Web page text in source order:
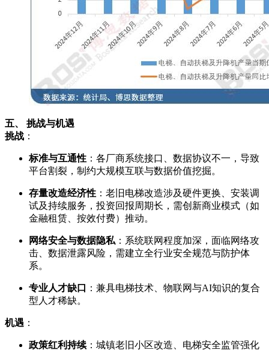
五、 挑战与机遇
挑战 ：
标准与互通性 ：各厂商系统接口、数据协议不一，导致
平台割裂，制约大规模互联与数据价值挖掘。
存量改造经济性 ：老旧电梯改造涉及硬件更换、安装调
试及持续服务，投资回报周期长，需创新商业模式（如
金融租赁、按效付费）推动。
网络安全与数据隐私 ：系统联网程度加深，面临网络攻
击、数据泄露风险，需建立全行业安全规范与防护体
系。
专业人才缺口
：兼具电梯技术、物联网与AI知识的复合
型人才稀缺。
机遇 ：
政策红利持续：城镇老旧小区改造、电梯安全监管强化